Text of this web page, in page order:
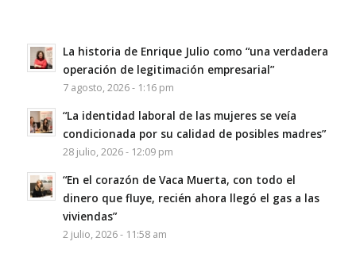
La historia de Enrique Julio como “una verdadera
operación de legitimación empresarial”
7 agosto, 2026 - 1:16 pm
“La identidad laboral de las mujeres se veía
condicionada por su calidad de posibles madres”
28 julio, 2026 - 12:09 pm
“En el corazón de Vaca Muerta, con todo el
dinero que fluye, recién ahora llegó el gas a las
viviendas”
2 julio, 2026 - 11:58 am